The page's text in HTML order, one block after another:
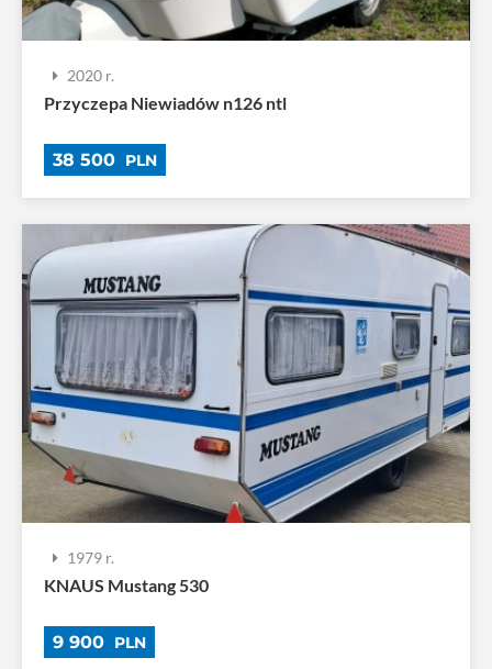
2020 r.
Przyczepa Niewiadów n126 ntl
38 500 PLN
1979 r.
KNAUS Mustang 530
9 900 PLN